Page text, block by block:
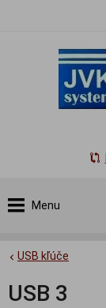
Menu
USB kľúče
USB 3